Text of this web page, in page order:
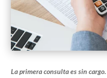
La primera consulta es sin cargo.